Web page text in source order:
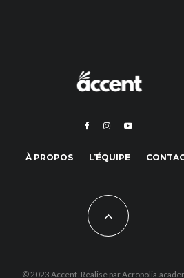
À PROPOS L’ÉQUIPE
© 2023 Accent. Réalisé par